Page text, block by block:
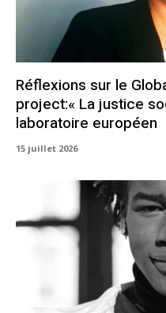
Réflexions sur le
project:« La justice
laboratoire européen
15 juillet 2026